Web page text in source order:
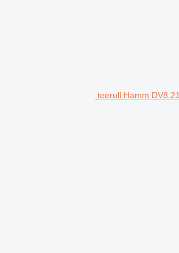
teerull Hamm DV8.21